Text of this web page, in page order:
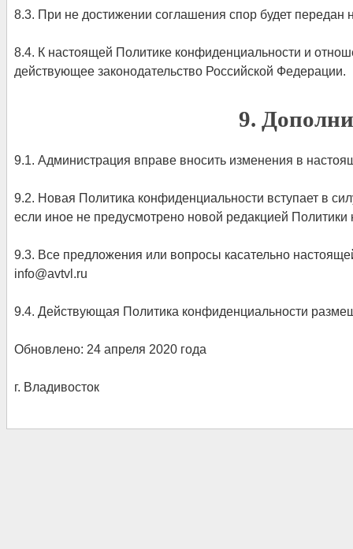
8.3. При не достижении соглашения спор будет передан
8.4. К настоящей Политике конфиденциальности и
действующее законодательство Российской Федерации.
9.
9.1. Администрация вправе вносить изменения в
9.2. Новая Политика конфиденциальности вступает в
если иное не предусмотрено новой редакцией Политики
9.3. Все предложения или вопросы касательно
info@avtvl.ru
9.4. Действующая Политика конфиденциальности
Обновлено: 24 апреля 2020 года
г. Владивосток